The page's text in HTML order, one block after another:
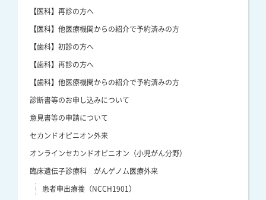
【医科】再診の方へ
【医科】他医療機関からの紹介で予約済みの方
【歯科】初診の方へ
【歯科】再診の方へ
【歯科】他医療機関からの紹介で予約済みの方
診断書等のお申し込みについて
意見書等の申請について
セカンドオピニオン外来
オンラインセカンドオピニオン（小児がん分野）
臨床遺伝子診療科 がんゲノム医療外来
患者申出療養（NCCH1901）